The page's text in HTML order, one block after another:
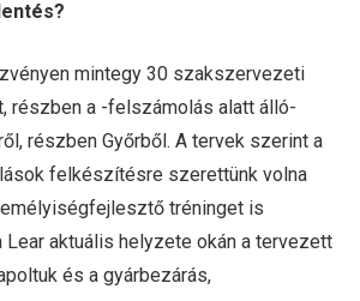
mintegy 30 szakszervezeti
részben a -felszámolás alatt álló-
részben Győrből. A tervek szerint a
felkészítésre szerettünk volna
tréninget is
aktuális helyzete okán a tervezett
és a gyárbezárás,